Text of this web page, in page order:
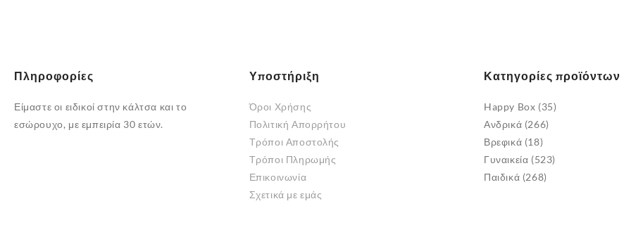
Πληροφορίες
Είμαστε οι ειδικοί στην κάλτσα και το
εσώρουχο, με εμπειρία 30 ετών.
Υποστήριξη
Όροι Χρήσης
Πολιτική Απορρήτου
Τρόποι Αποστολής
Τρόποι Πληρωμής
Επικοινωνία
Σχετικά με εμάς
Κατηγορίες προϊόντων
Happy Box (35)
Ανδρικά (266)
Βρεφικά (18)
Γυναικεία (523)
Παιδικά (268)